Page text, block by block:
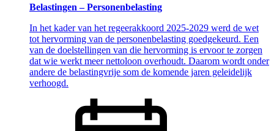
Belastingen – Personenbelasting
In het kader van het regeerakkoord 2025-2029 werd de wet
tot hervorming van de personenbelasting goedgekeurd. Een
van de doelstellingen van die hervorming is ervoor te zorgen
dat wie werkt meer nettoloon overhoudt. Daarom wordt onder
andere de belastingvrije som de komende jaren geleidelijk
verhoogd.